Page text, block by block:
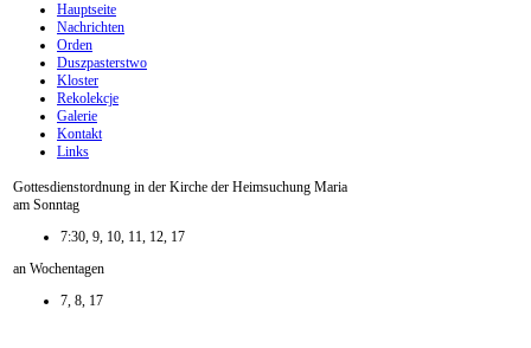
Hauptseite
Nachrichten
Orden
Duszpasterstwo
Kloster
Rekolekcje
Galerie
Kontakt
Links
Gottesdienstordnung in der Kirche der Heimsuchung Maria
am Sonntag
7:30, 9, 10, 11, 12, 17
an Wochentagen
7, 8, 17